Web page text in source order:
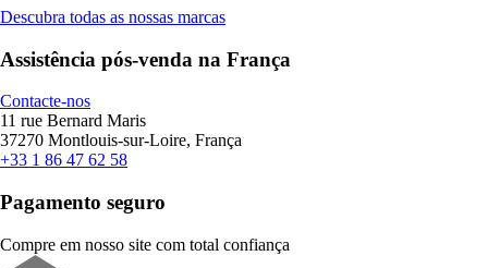
Descubra todas as nossas marcas
Assistência pós-venda na França
Contacte-nos
11 rue Bernard Maris
37270 Montlouis-sur-Loire, França
+33 1 86 47 62 58
Pagamento seguro
Compre em nosso site com total confiança